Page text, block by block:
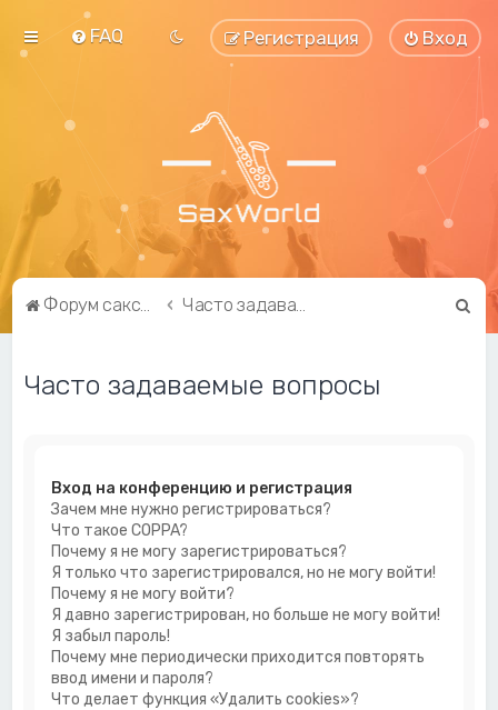
FAQ Вход
Регистрация
Форум саксофонистов SaxWorld.org Часто задаваемые вопросы
Часто задаваемые вопросы
Вход на конференцию и регистрация
Зачем мне нужно регистрироваться?
Что такое COPPA?
Почему я не могу зарегистрироваться?
Я только что зарегистрировался, но не могу войти!
Почему я не могу войти?
Я давно зарегистрирован, но больше не могу войти!
Я забыл пароль!
Почему мне периодически приходится повторять
ввод имени и пароля?
Что делает функция «Удалить cookies»?